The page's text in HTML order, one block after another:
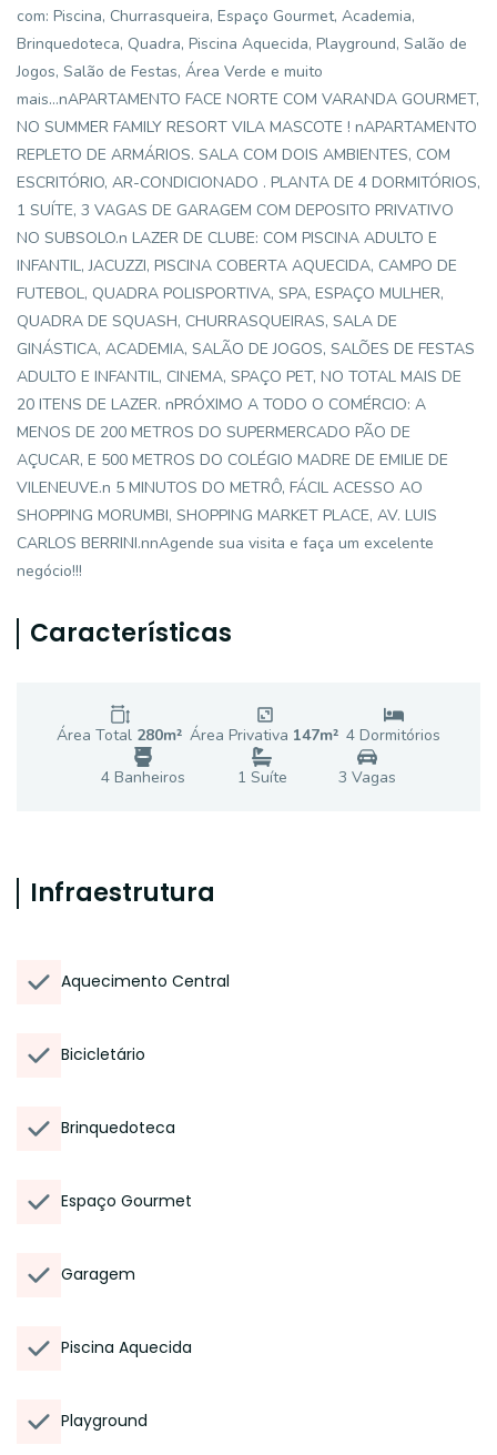
com: Piscina, Churrasqueira, Espaço Gourmet, Academia,
Brinquedoteca, Quadra, Piscina Aquecida, Playground, Salão de
Jogos, Salão de Festas, Área Verde e muito
mais...nAPARTAMENTO FACE NORTE COM VARANDA GOURMET,
NO SUMMER FAMILY RESORT VILA MASCOTE ! nAPARTAMENTO
REPLETO DE ARMÁRIOS. SALA COM DOIS AMBIENTES, COM
ESCRITÓRIO, AR-CONDICIONADO . PLANTA DE 4 DORMITÓRIOS,
1 SUÍTE, 3 VAGAS DE GARAGEM COM DEPOSITO PRIVATIVO
NO SUBSOLO.n LAZER DE CLUBE: COM PISCINA ADULTO E
INFANTIL, JACUZZI, PISCINA COBERTA AQUECIDA, CAMPO DE
FUTEBOL, QUADRA POLISPORTIVA, SPA, ESPAÇO MULHER,
QUADRA DE SQUASH, CHURRASQUEIRAS, SALA DE
GINÁSTICA, ACADEMIA, SALÃO DE JOGOS, SALÕES DE FESTAS
ADULTO E INFANTIL, CINEMA, SPAÇO PET, NO TOTAL MAIS DE
20 ITENS DE LAZER. nPRÓXIMO A TODO O COMÉRCIO: A
MENOS DE 200 METROS DO SUPERMERCADO PÃO DE
AÇUCAR, E 500 METROS DO COLÉGIO MADRE DE EMILIE DE
VILENEUVE.n 5 MINUTOS DO METRÔ, FÁCIL ACESSO AO
SHOPPING MORUMBI, SHOPPING MARKET PLACE, AV. LUIS
CARLOS BERRINI.nnAgende sua visita e faça um excelente
negócio!!!
Características
Área Total 280m² Área Privativa 147m² 4 Dormitórios
4 Banheiros 1 Suíte 3 Vagas
Infraestrutura
Aquecimento Central
Bicicletário
Brinquedoteca
Espaço Gourmet
Garagem
Piscina Aquecida
Playground